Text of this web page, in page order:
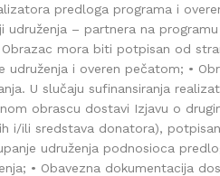
predloga programa i
udruženja – partnera na
mora biti potpisan od
udruženja i overen pečatom; •
U slučaju sufinansiranja
obrascu dostavi Izjavu o
i/ili sredstava donatora),
udruženja podnosioca
• Obavezna dokumentacija